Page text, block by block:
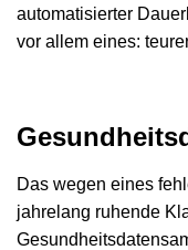
automatisierter
vor allem eines:
Das wegen eines
jahrelang ruhende